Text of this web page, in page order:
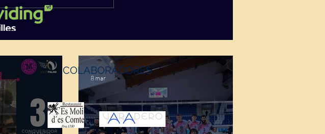
8 mar
COLABORADORES